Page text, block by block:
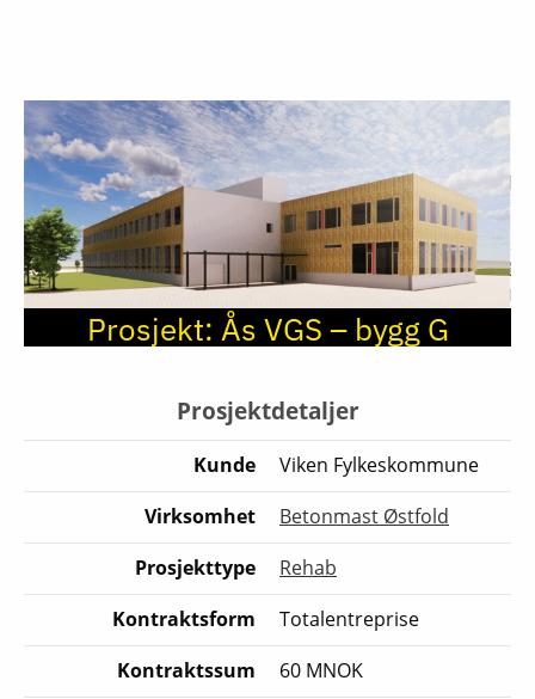
Prosjekt: Ås VGS – bygg G
Prosjektdetaljer
Kunde
Viken Fylkeskommune
Virksomhet
Betonmast Østfold
Prosjekttype
Rehab
Kontraktsform
Totalentreprise
Kontraktssum
60 MNOK